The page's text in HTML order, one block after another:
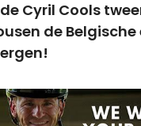
Cyril Cools
de Belgische